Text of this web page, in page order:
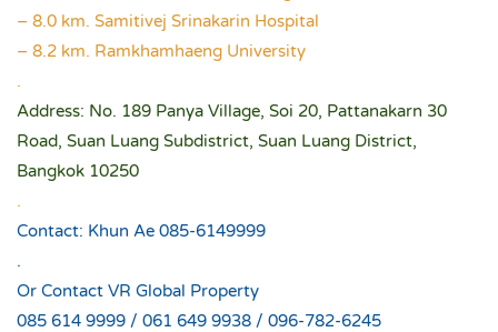
– 8.0 km. Samitivej Srinakarin Hospital
– 8.2 km. Ramkhamhaeng University
.
Address: No. 189 Panya Village, Soi 20, Pattanakarn 30
Road, Suan Luang Subdistrict, Suan Luang District,
Bangkok 10250
.
Contact: Khun Ae 085-6149999
.
Or Contact VR Global Property
085 614 9999 / 061 649 9938 / 096-782-6245